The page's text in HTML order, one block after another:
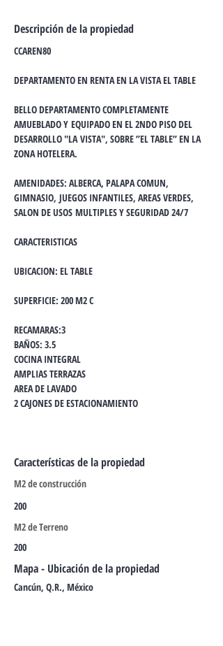
Descripción de la propiedad
CCAREN80
DEPARTAMENTO EN RENTA EN LA VISTA EL TABLE
BELLO DEPARTAMENTO COMPLETAMENTE
AMUEBLADO Y EQUIPADO EN EL 2NDO PISO DEL
DESARROLLO "LA VISTA", SOBRE ”EL TABLE” EN LA
ZONA HOTELERA.
AMENIDADES: ALBERCA, PALAPA COMUN,
GIMNASIO, JUEGOS INFANTILES, AREAS VERDES,
SALON DE USOS MULTIPLES Y SEGURIDAD 24/7
CARACTERISTICAS
UBICACION: EL TABLE
SUPERFICIE: 200 M2 C
RECAMARAS:3
BAÑOS: 3.5
COCINA INTEGRAL
AMPLIAS TERRAZAS
AREA DE LAVADO
2 CAJONES DE ESTACIONAMIENTO
Características de la propiedad
M2 de construcción
200
M2 de Terreno
200
Mapa - Ubicación de la propiedad
Cancún, Q.R., México